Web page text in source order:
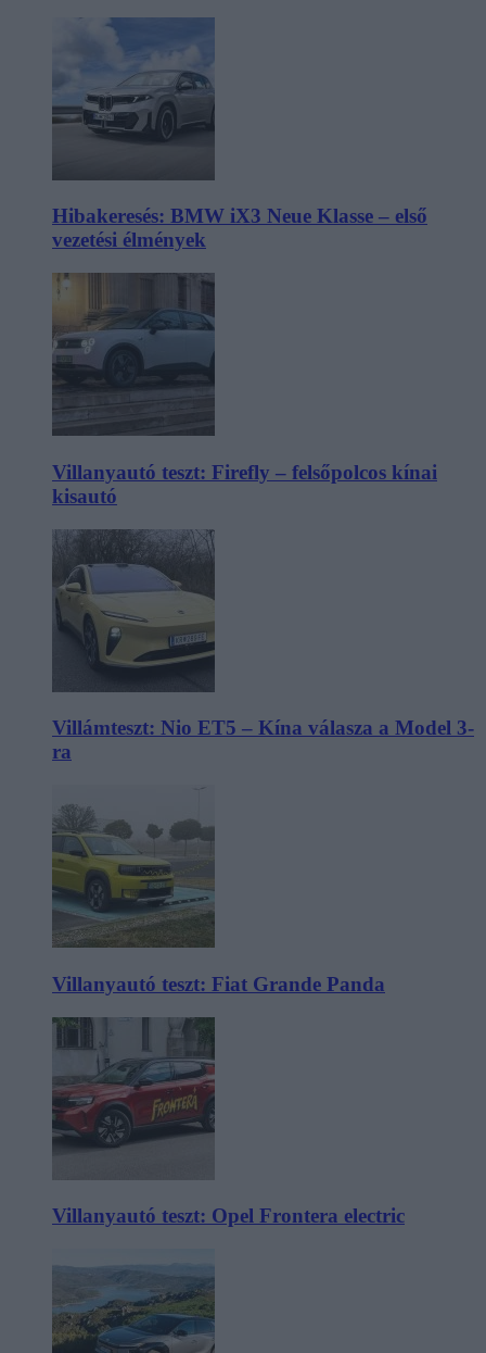
Hibakeresés: BMW iX3 Neue Klasse – első
vezetési élmények
Villanyautó teszt: Firefly – felsőpolcos kínai
kisautó
Villámteszt: Nio ET5 – Kína válasza a Model 3-
ra
Villanyautó teszt: Fiat Grande Panda
Villanyautó teszt: Opel Frontera electric